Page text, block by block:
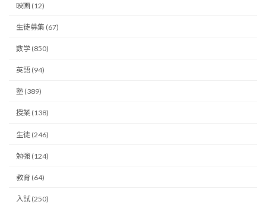
映画 (12)
生徒募集 (67)
数学 (850)
英語 (94)
塾 (389)
授業 (138)
生徒 (246)
勉強 (124)
教育 (64)
入試 (250)